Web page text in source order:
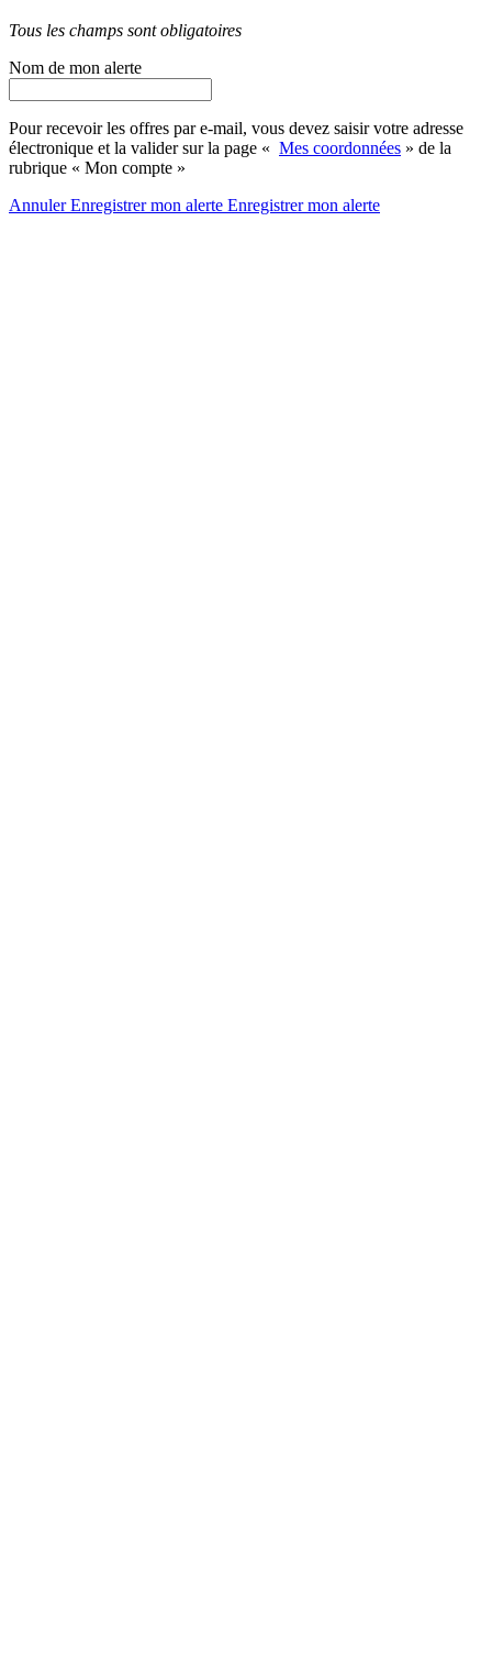
Tous les champs sont obligatoires
Nom de mon alerte
Pour recevoir les offres par e-mail, vous devez saisir votre adresse
électronique et la valider sur la page « Mes coordonnées » de la
rubrique « Mon compte »
AnnulerEnregistrer mon alerte Enregistrermon alerte